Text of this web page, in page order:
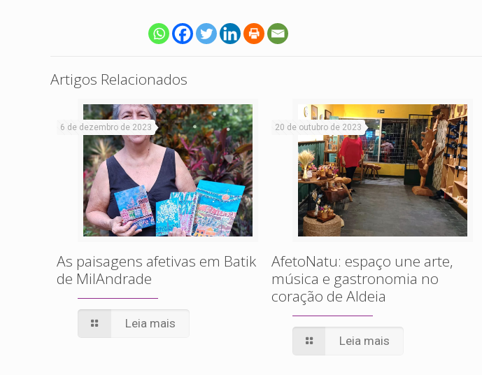
Artigos Relacionados
6 de dezembro de 2023
As paisagens afetivas em Batik
de MilAndrade
Leia mais
20 de outubro de 2023
AfetoNatu: espaço une arte,
música e gastronomia no
coração de Aldeia
Leia mais